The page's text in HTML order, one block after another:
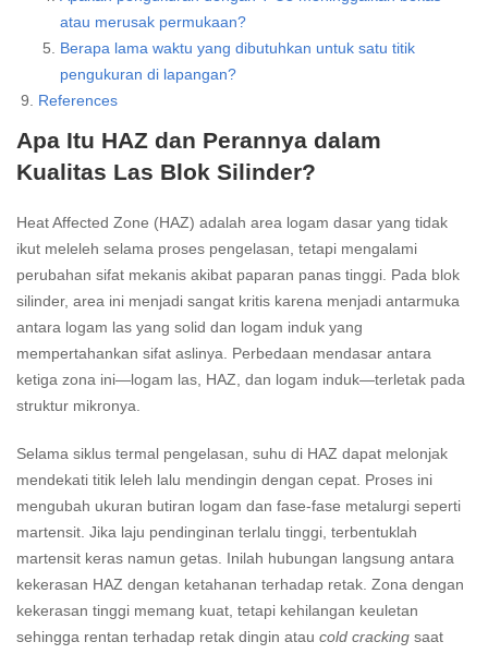
atau merusak permukaan?
Berapa lama waktu yang dibutuhkan untuk satu titik
pengukuran di lapangan?
References
Apa Itu HAZ dan Perannya dalam
Kualitas Las Blok Silinder?
Heat Affected Zone (HAZ) adalah area logam dasar yang tidak
ikut meleleh selama proses pengelasan, tetapi mengalami
perubahan sifat mekanis akibat paparan panas tinggi. Pada blok
silinder, area ini menjadi sangat kritis karena menjadi antarmuka
antara logam las yang solid dan logam induk yang
mempertahankan sifat aslinya. Perbedaan mendasar antara
ketiga zona ini—logam las, HAZ, dan logam induk—terletak pada
struktur mikronya.
Selama siklus termal pengelasan, suhu di HAZ dapat melonjak
mendekati titik leleh lalu mendingin dengan cepat. Proses ini
mengubah ukuran butiran logam dan fase-fase metalurgi seperti
martensit. Jika laju pendinginan terlalu tinggi, terbentuklah
martensit keras namun getas. Inilah hubungan langsung antara
kekerasan HAZ dengan ketahanan terhadap retak. Zona dengan
kekerasan tinggi memang kuat, tetapi kehilangan keuletan
sehingga rentan terhadap retak dingin atau cold cracking saat